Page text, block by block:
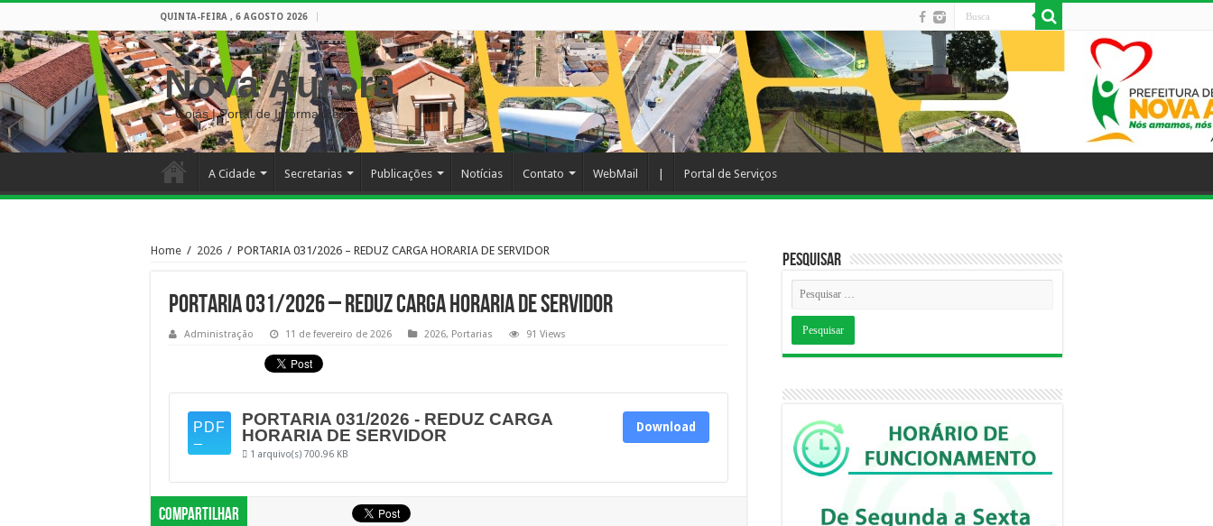
QUINTA-FEIRA , 6 AGOSTO 2026
Nova Aurora
– Goiás | Portal de Informações
A Cidade Secretarias Publicações Notícias Contato WebMail Portal de Serviços
Home / 2026 / PORTARIA 031/2026 – REDUZ CARGA HORARIA DE SERVIDOR
PORTARIA 031/2026 – REDUZ CARGA HORARIA DE SERVIDOR
Administração 11 de fevereiro de 2026 2026, Portarias 91 Views
PORTARIA 031/2026 - REDUZ CARGA
HORARIA DE SERVIDOR
1 arquivo(s) 700.96 KB
Download
Compartilhar
Pesquisar